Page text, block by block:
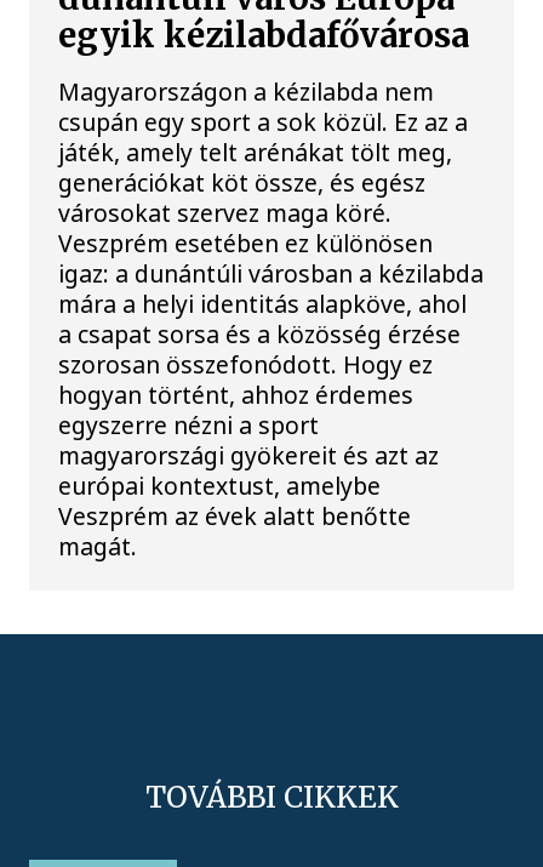
egyik kézilabdafővárosa
Magyarországon a kézilabda nem
csupán egy sport a sok közül. Ez az a
játék, amely telt arénákat tölt meg,
generációkat köt össze, és egész
városokat szervez maga köré.
Veszprém esetében ez különösen
igaz: a dunántúli városban a kézilabda
mára a helyi identitás alapköve, ahol
a csapat sorsa és a közösség érzése
szorosan összefonódott. Hogy ez
hogyan történt, ahhoz érdemes
egyszerre nézni a sport
magyarországi gyökereit és azt az
európai kontextust, amelybe
Veszprém az évek alatt benőtte
magát.
TOVÁBBI CIKKEK